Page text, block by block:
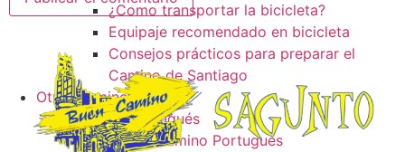
¿Como transportar la bicicleta?
Equipaje recomendado en bicicleta
Consejos prácticos para preparar el
Camino de Santiago
Otros caminos
Camino Portugués
Tracks camino Portugués